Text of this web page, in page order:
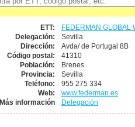
ETT:
FEDERMAN GLOBAL
Delegación:
Sevilla
Dirección:
Avda/ de Portugal 8B
Código postal:
41310
Población:
Brenes
Provincia:
Sevilla
Teléfono:
955 275 334
Web:
www.federman.es
Más información
Delegación